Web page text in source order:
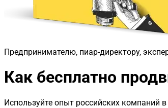
Предпринимателю, пиар-директору,
Как бесплатно
Используйте опыт российских компаний